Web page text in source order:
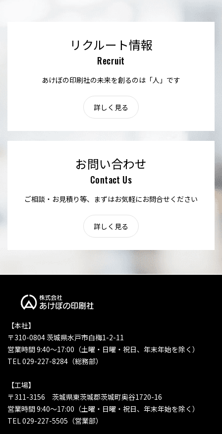
リクルート情報
Recruit
あけぼの印刷社の未来を創るのは「人」です
詳しく見る
お問い合わせ
Contact Us
ご相談・お見積り等、まずはお気軽にお問合せください
詳しく見る
【本社】
〒310-0804 茨城県水戸市白梅1-2-11
営業時間 9:40〜17:00（土曜・日曜・祝日、年末年始を除く）
TEL 029-227-8284（総務部）
【工場】
〒311-3156 茨城県東茨城郡茨城町奥谷1720-16
営業時間 9:40〜17:00（土曜・日曜・祝日、年末年始を除く）
TEL 029-227-5505（営業部）